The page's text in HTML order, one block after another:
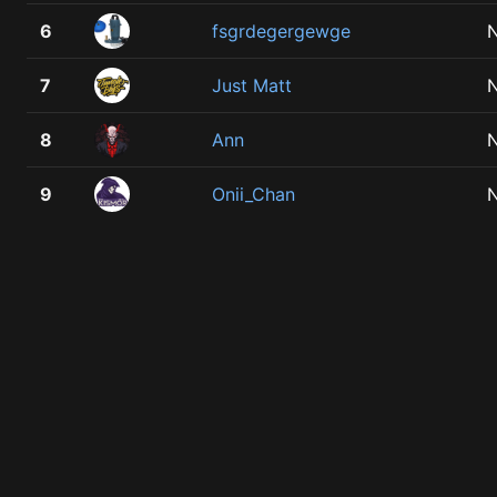
6 fsgrdegergewge
7 Just Matt
8 Ann
9 Onii_Chan